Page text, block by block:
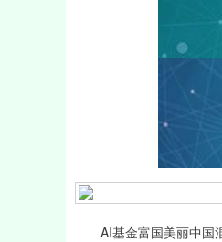
AI基金富国美丽中国混
深证